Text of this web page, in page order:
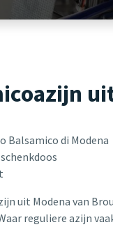
Balsamico di Modena
uit Modena van
reguliere azijn